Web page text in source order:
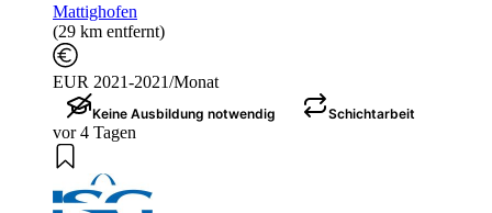
Mattighofen
(29 km entfernt)
EUR 2021-2021/Monat
Keine Ausbildung notwendig Schichtarbeit
vor 4 Tagen